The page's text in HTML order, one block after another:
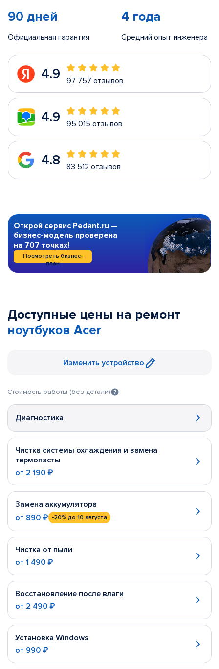
90 дней
Официальная гарантия
4 года
Средний опыт инженера
4.9 97 757 отзывов
4.9 95 015 отзывов
4.8 83 512 отзывов
Открой сервис Pedant.ru —
бизнес-модель проверена
на 707 точках!
Посмотреть бизнес-
план
Доступные цены на ремонт
ноутбуков Acer
Изменить устройство
Стоимость работы (без детали)
Диагностика
Чистка системы охлаждения и замена
термопасты
от 2 190 ₽
Замена аккумулятора
от 890 ₽ -20% до 10 августа
Чистка от пыли
от 1 490 ₽
Восстановление после влаги
от 2 490 ₽
Установка Windows
от 990 ₽